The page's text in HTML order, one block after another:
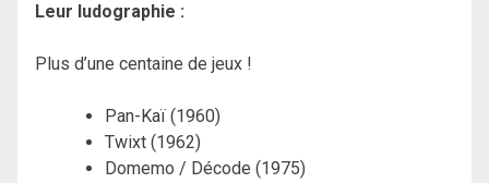
Leur ludographie :
Plus d’une centaine de jeux !
Pan-Kaï (1960)
Twixt (1962)
Domemo / Décode (1975)